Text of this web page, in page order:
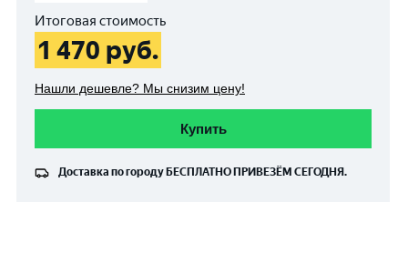
Итоговая стоимость
1 470 руб.
Нашли дешевле? Мы снизим цену!
Купить
Доставка по городу БЕСПЛАТНО ПРИВЕЗЁМ СЕГОДНЯ.